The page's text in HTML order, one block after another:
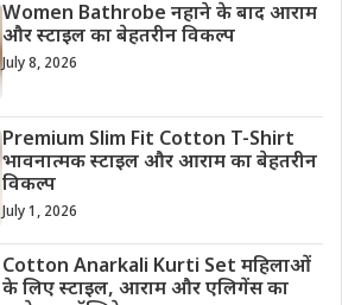
Women Bathrobe नहाने के बाद आराम
और स्टाइल का बेहतरीन विकल्प
July 8, 2026
Premium Slim Fit Cotton T-Shirt
भावनात्मक स्टाइल और आराम का बेहतरीन
विकल्प
July 1, 2026
Cotton Anarkali Kurti Set महिलाओं
के लिए स्टाइल, आराम और एलिगेंस का